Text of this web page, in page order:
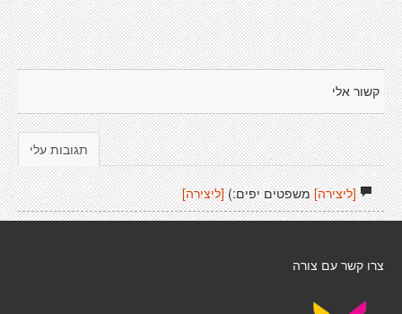
קשור אלי
תגובות עלי
[ליצירה]משפטים יפים:) [ליצירה]
צרו קשר עם צורה